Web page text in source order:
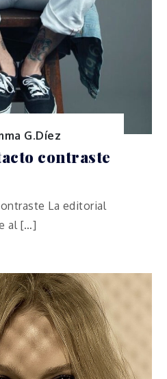
G.Díez
contraste
La editorial
al […]